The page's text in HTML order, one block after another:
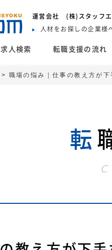
運営会社 (株)スタッフエ
人材をお探しの企業様
求人検索 転職支援の流れ
> 職場の悩み｜仕事の教え方が
転